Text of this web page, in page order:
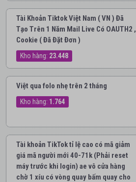
Tài Khoản Tiktok Việt Nam ( VN ) Đã
Tạo Trên 1 Năm Mail Live Có OAUTH2 ,
Cookie ( Đã Đặt Đơn )
Kho hàng: 23.448
Việt qua folo nhẹ trên 2 tháng
Kho hàng: 1.764
Tài khoản TikTok tỉ lệ cao có mã giảm
giá mã người mới 40-71k (Phải reset
máy trước khi login) ae vô cửa hàng
chờ 1 xíu có vòng quay bấm quay cho